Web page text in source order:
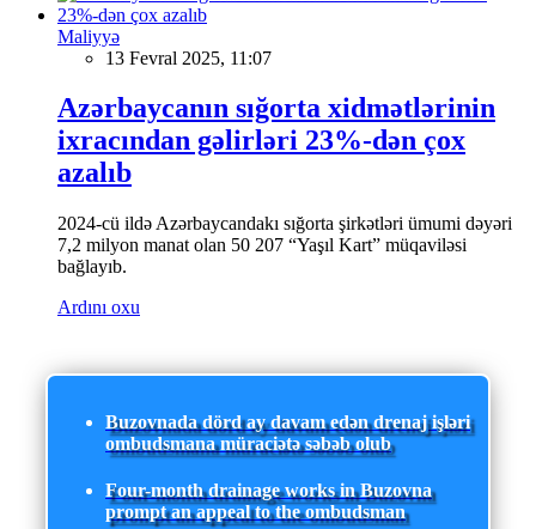
Maliyyə
13 Fevral 2025, 11:07
Azərbaycanın sığorta xidmətlərinin
ixracından gəlirləri 23%-dən çox
azalıb
2024-cü ildə Azərbaycandakı sığorta şirkətləri ümumi dəyəri
7,2 milyon manat olan 50 207 “Yaşıl Kart” müqaviləsi
bağlayıb.
Ardını oxu
Buzovnada dörd ay davam edən drenaj işləri
ombudsmana müraciətə səbəb olub
Four-month drainage works in Buzovna
prompt an appeal to the ombudsman